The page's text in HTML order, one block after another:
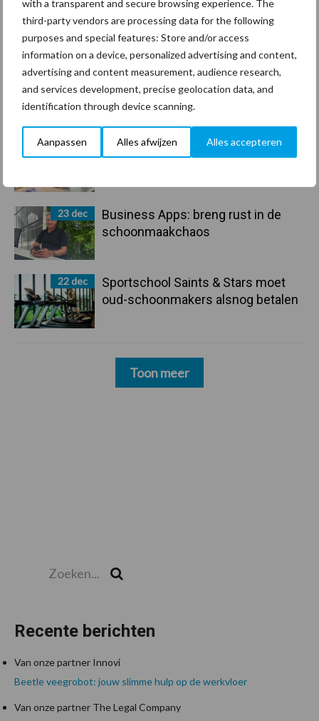
with a transparent and secure browsing experience. The
third-party vendors are processing data for the following
purposes and special features: Store and/or access
information on a device, personalized advertising and content,
advertising and content measurement, audience research,
and services development, precise geolocation data, and
identification through device scanning.
Aanpassen Alles afwijzen Alles accepteren
arbeidscontracten kent mitsen en
maren
29 dec
Freddy van de Ridder Cleaners:
“Glazenwassen zit in m’n bloed,
maar innoveren is mijn toekomst”
24 dec
Friendship Sports Centre maakt
23 dec
Business Apps: breng rust in de
schoonmaakchaos
22 dec
Sportschool Saints & Stars moet
oud-schoonmakers alsnog betalen
Toon meer
Recente berichten
Van onze partner Innovi
Beetle veegrobot: jouw slimme hulp op de werkvloer
Van onze partner The Legal Company